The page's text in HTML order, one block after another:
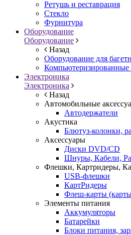
Ретушь и реставрация
Стекло
Фурнитура
Оборудование
Оборудование
Назад
Оборудование для
Компьютеризированные
Электроника
Электроника
Назад
Автомобильные
Автодержатели
Акустика
Блютуз-колонки,
Аксессуары
Диски DVD/CD
Шнуры, Кабели,
Флешки, Картридеры,
USB-флешки
КартРидеры
Флеш-карты
Элементы питания
Аккумуляторы
Батарейки
Блоки питания,